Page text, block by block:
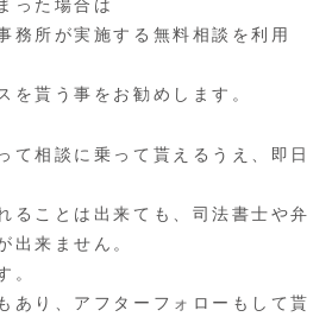
った場合は
務所が実施する無料相談 を利用
を貰う事をお勧めします。
て相談に乗って貰えるうえ、即日
ることは出来ても、司法書士や弁
出来ません。
。
あり、アフターフォローもして貰